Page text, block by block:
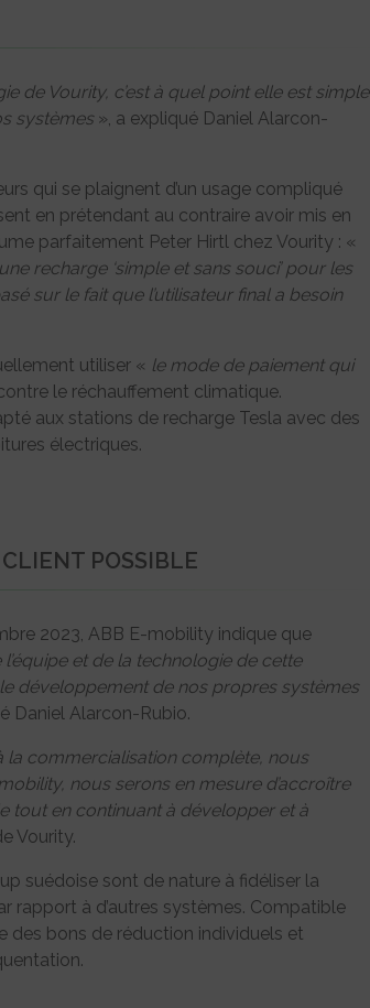
de Vourity, c’est à quel point elle est simple
systèmes», a expliqué Daniel Alarcon-
qui se plaignent d’un usage compliqué
en prétendant au contraire avoir mis en
parfaitement Peter Hirtl chez Vourity : «
recharge ‘simple et sans souci’ pour les
sur le fait que l’utilisateur final a besoin
utiliser « le mode de paiement qui
le réchauffement climatique.
aux stations de recharge Tesla avec des
électriques.
POSSIBLE
2023, ABB E-mobility indique que
l’équipe et de la technologie de cette
développement de nos propres systèmes
Daniel Alarcon-Rubio.
la commercialisation complète, nous
nous serons en mesure d’accroître
tout en continuant à développer et à
Vourity.
suédoise sont de nature à fidéliser la
rapport à d’autres systèmes. Compatible
des bons de réduction individuels et